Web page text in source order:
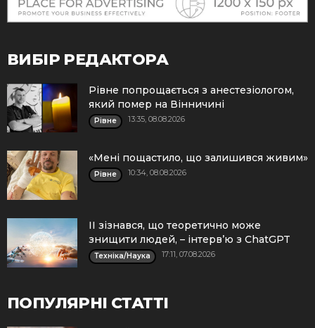
ВИБІР РЕДАКТОРА
Рівне попрощається з анестезіологом,
який помер на Вінничині
Рівне 13:35, 08.08.2026
«Мені пощастило, що залишився живим»
Рівне 10:34, 08.08.2026
ІІ зізнався, що теоретично може
знищити людей, – інтерв’ю з ChatGPT
Техніка/Наука 17:11, 07.08.2026
ПОПУЛЯРНІ СТАТТІ